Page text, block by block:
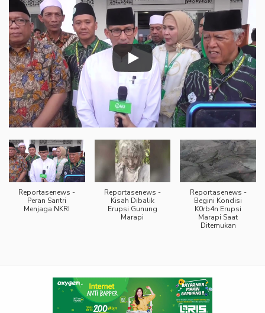
Reportasenews -
Peran Santri
Menjaga NKRI
Reportasenews -
Kisah Dibalik
Erupsi Gunung
Marapi
Reportasenews -
Begini Kondisi
K0rb4n Erupsi
Marapi Saat
Ditemukan